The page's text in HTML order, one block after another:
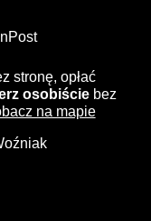
stronę, opłać
osobiście bez
na mapie